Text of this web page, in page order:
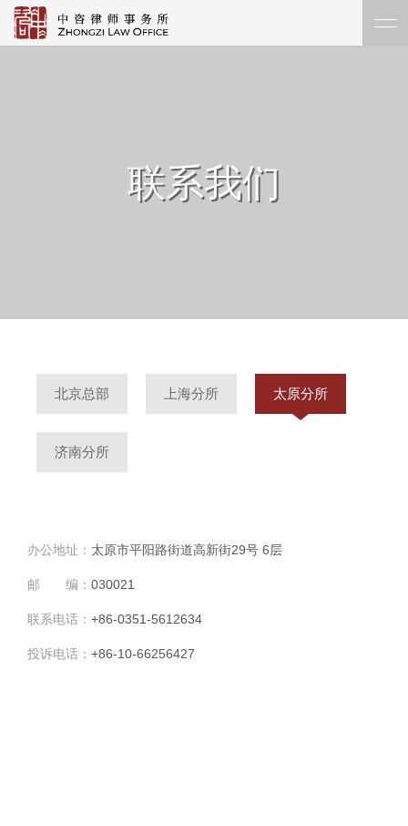
联系我们
北京总部 上海分所 太原分所
济南分所
办公地址： 太原市平阳路街道高新街29号 6层
邮 编： 030021
联系电话： +86-0351-5612634
投诉电话： +86-10-66256427